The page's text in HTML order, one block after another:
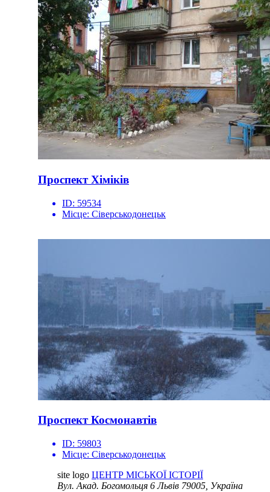
Проспект Хіміків
ID: 59534
Місце: Сіверськодонецьк
Проспект Космонавтів
ID: 59803
Місце: Сіверськодонецьк
site logo ЦЕНТР МІСЬКОЇ ІСТОРІЇ
Вул. Акад. Богомольця 6Львів 79005, Україна